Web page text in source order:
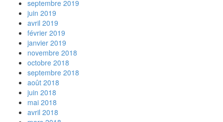
septembre 2019
juin 2019
avril 2019
février 2019
janvier 2019
novembre 2018
octobre 2018
septembre 2018
août 2018
juin 2018
mai 2018
avril 2018